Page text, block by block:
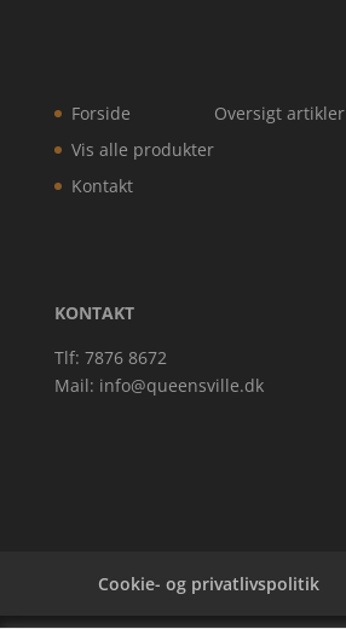
Forside
Vis alle produkter
Kontakt
Oversigt artikler
KONTAKT
Tlf: 7876 8672
Mail: info@queensville.dk
Cookie- og privatlivspolitik